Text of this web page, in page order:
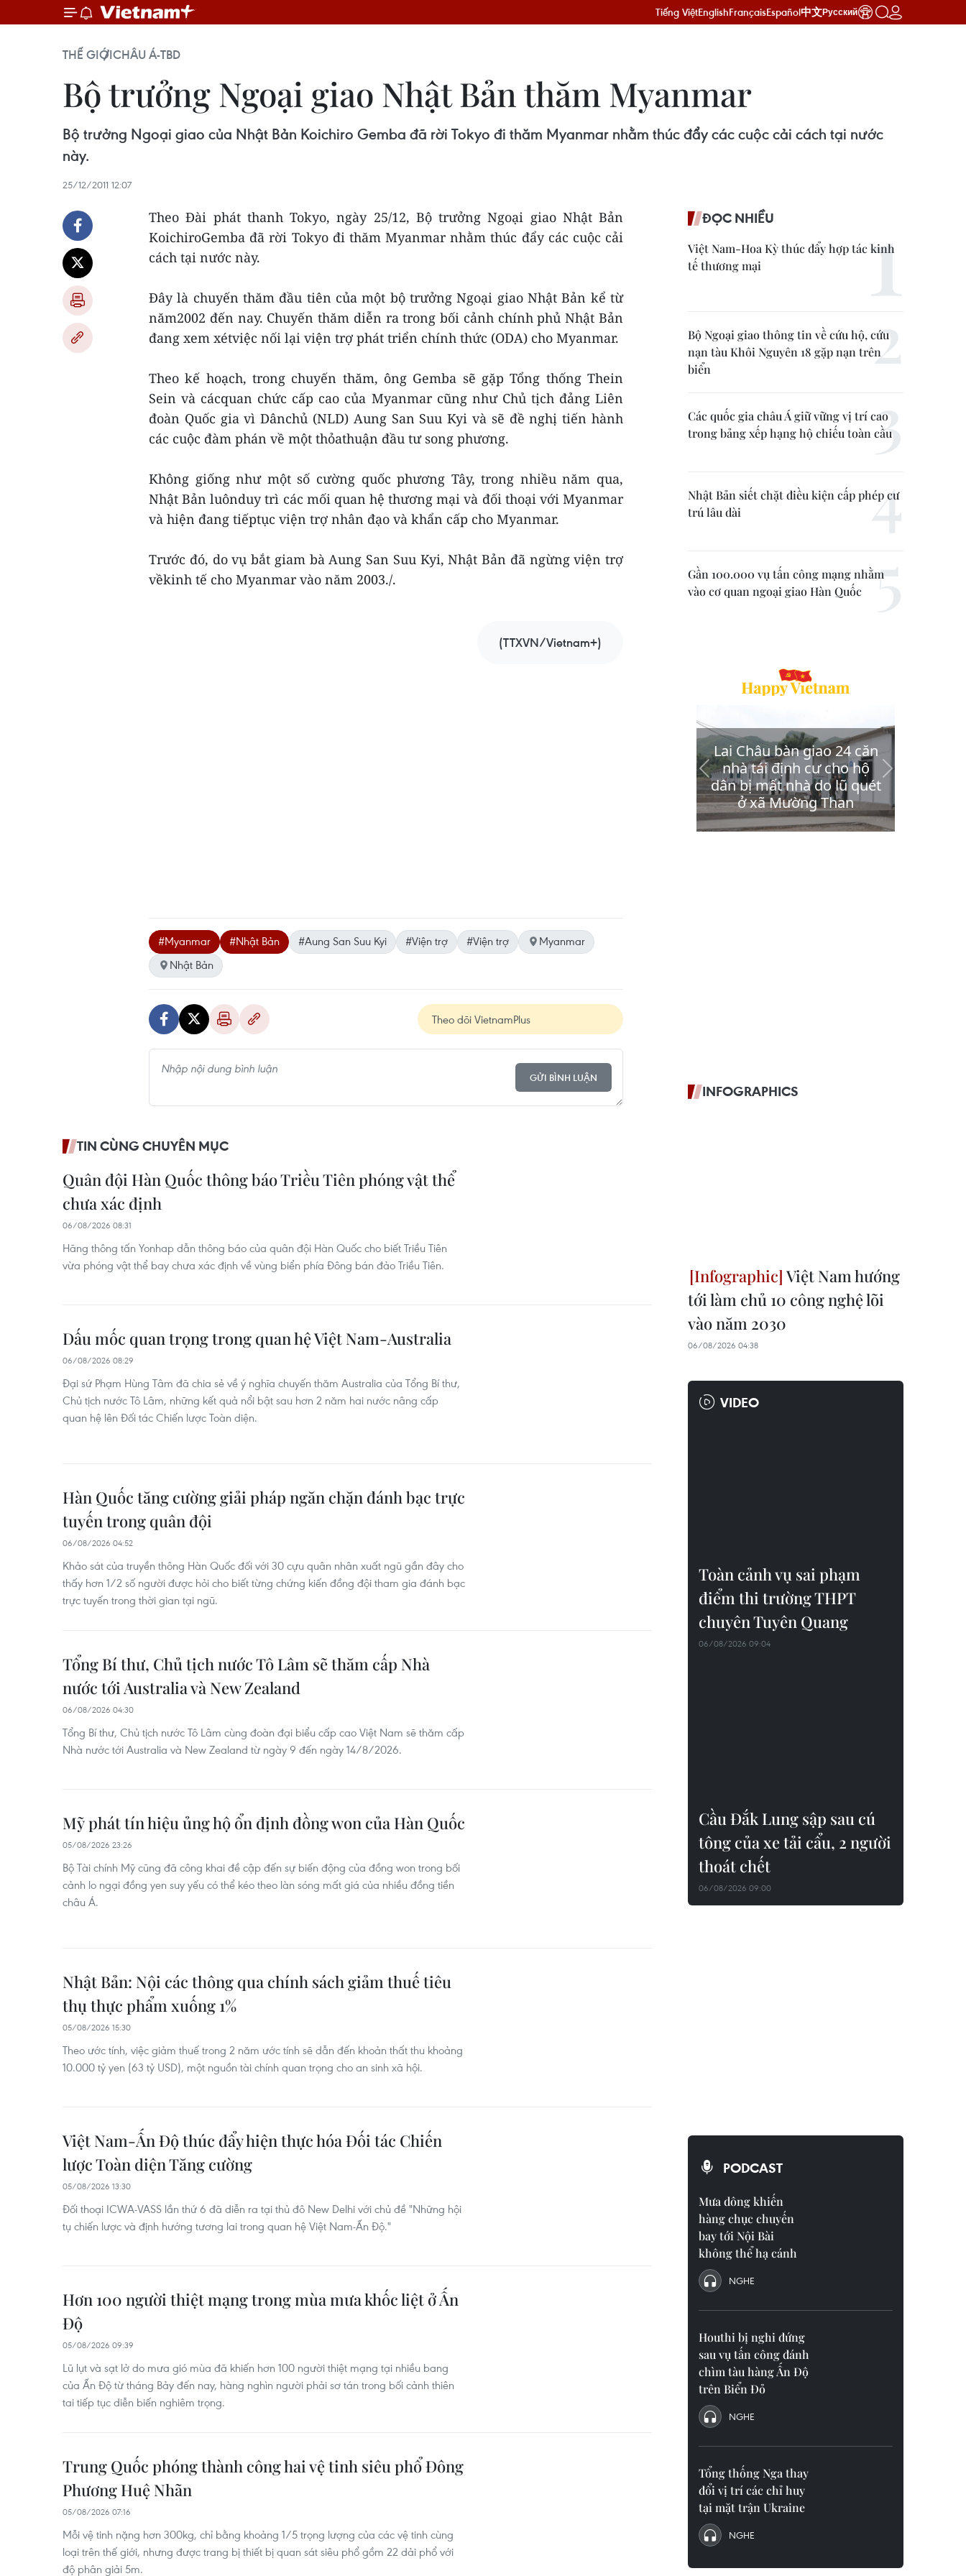
Tiếng ViệtEnglishFrançaisEspañol中文Русский
THẾ GIỚICHÂU Á-TBD
Bộ trưởng Ngoại giao Nhật Bản thăm Myanmar
Bộ trưởng Ngoại giao của Nhật Bản Koichiro Gemba đã rời Tokyo đi thăm Myanmar nhằm thúc đẩy các cuộc cải cách tại nước
này.
25/12/2011 12:07
Theo Đài phát thanh Tokyo, ngày 25/12, Bộ trưởng Ngoại giao Nhật Bản
KoichiroGemba đã rời Tokyo đi thăm Myanmar nhằm thúc đẩy các cuộc cải
cách tại nước này.
Đây là chuyến thăm đầu tiên của một bộ trưởng Ngoại giao Nhật Bản kể từ
năm2002 đến nay. Chuyến thăm diễn ra trong bối cảnh chính phủ Nhật Bản
đang xem xétviệc nối lại viện trợ phát triển chính thức (ODA) cho Myanmar.
Theo kế hoạch, trong chuyến thăm, ông Gemba sẽ gặp Tổng thống Thein
Sein và cácquan chức cấp cao của Myanmar cũng như Chủ tịch đảng Liên
đoàn Quốc gia vì Dânchủ (NLD) Aung San Suu Kyi và sẽ đề nghị tiến hành
các cuộc đàm phán về một thỏathuận đầu tư song phương.
Không giống như một số cường quốc phương Tây, trong nhiều năm qua,
Nhật Bản luônduy trì các mối quan hệ thương mại và đối thoại với Myanmar
và hiện đang tiếptục viện trợ nhân đạo và khẩn cấp cho Myanmar.
Trước đó, do vụ bắt giam bà Aung San Suu Kyi, Nhật Bản đã ngừng viện trợ
vềkinh tế cho Myanmar vào năm 2003./.
(TTXVN/Vietnam+)
#Myanmar #Nhật Bản #Aung San Suu Kyi #Viện trợ #Viện trợ
Myanmar
Nhật Bản
Theo dõi VietnamPlus
GỬI BÌNH LUẬN
TIN CÙNG CHUYÊN MỤC
Quân đội Hàn Quốc thông báo Triều Tiên phóng vật thể
chưa xác định
06/08/2026 08:31
Hãng thông tấn Yonhap dẫn thông báo của quân đội Hàn Quốc cho biết Triều Tiên
vừa phóng vật thể bay chưa xác định về vùng biển phía Đông bán đảo Triều Tiên.
Dấu mốc quan trọng trong quan hệ Việt Nam-Australia
06/08/2026 08:29
Đại sứ Phạm Hùng Tâm đã chia sẻ về ý nghĩa chuyến thăm Australia của Tổng Bí thư,
Chủ tịch nước Tô Lâm, những kết quả nổi bật sau hơn 2 năm hai nước nâng cấp
quan hệ lên Đối tác Chiến lược Toàn diện.
Hàn Quốc tăng cường giải pháp ngăn chặn đánh bạc trực
tuyến trong quân đội
06/08/2026 04:52
Khảo sát của truyền thông Hàn Quốc đối với 30 cựu quân nhân xuất ngũ gần đây cho
thấy hơn 1/2 số người được hỏi cho biết từng chứng kiến đồng đội tham gia đánh bạc
trực tuyến trong thời gian tại ngũ.
Tổng Bí thư, Chủ tịch nước Tô Lâm sẽ thăm cấp Nhà
nước tới Australia và New Zealand
06/08/2026 04:30
Tổng Bí thư, Chủ tịch nước Tô Lâm cùng đoàn đại biểu cấp cao Việt Nam sẽ thăm cấp
Nhà nước tới Australia và New Zealand từ ngày 9 đến ngày 14/8/2026.
Mỹ phát tín hiệu ủng hộ ổn định đồng won của Hàn Quốc
05/08/2026 23:26
Bộ Tài chính Mỹ cũng đã công khai đề cập đến sự biến động của đồng won trong bối
cảnh lo ngại đồng yen suy yếu có thể kéo theo làn sóng mất giá của nhiều đồng tiền
châu Á.
Nhật Bản: Nội các thông qua chính sách giảm thuế tiêu
thụ thực phẩm xuống 1%
05/08/2026 15:30
Theo ước tính, việc giảm thuế trong 2 năm ước tính sẽ dẫn đến khoản thất thu khoảng
10.000 tỷ yen (63 tỷ USD), một nguồn tài chính quan trọng cho an sinh xã hội.
Việt Nam-Ấn Độ thúc đẩy hiện thực hóa Đối tác Chiến
lược Toàn diện Tăng cường
05/08/2026 13:30
Đối thoại ICWA-VASS lần thứ 6 đã diễn ra tại thủ đô New Delhi với chủ đề "Những hội
tụ chiến lược và định hướng tương lai trong quan hệ Việt Nam-Ấn Độ."
Hơn 100 người thiệt mạng trong mùa mưa khốc liệt ở Ấn
Độ
05/08/2026 09:39
Lũ lụt và sạt lở do mưa gió mùa đã khiến hơn 100 người thiệt mạng tại nhiều bang
của Ấn Độ từ tháng Bảy đến nay, hàng nghìn người phải sơ tán trong bối cảnh thiên
tai tiếp tục diễn biến nghiêm trọng.
Trung Quốc phóng thành công hai vệ tinh siêu phổ Đông
Phương Huệ Nhãn
05/08/2026 07:16
Mỗi vệ tinh nặng hơn 300kg, chỉ bằng khoảng 1/5 trọng lượng của các vệ tinh cùng
loại trên thế giới, nhưng được trang bị thiết bị quan sát siêu phổ gồm 22 dải phổ với
độ phân giải 5m.
ĐỌC NHIỀU
Việt Nam-Hoa Kỳ thúc đẩy hợp tác kinh
tế thương mại
Bộ Ngoại giao thông tin về cứu hộ, cứu
nạn tàu Khôi Nguyên 18 gặp nạn trên
biển
Các quốc gia châu Á giữ vững vị trí cao
trong bảng xếp hạng hộ chiếu toàn cầu
Nhật Bản siết chặt điều kiện cấp phép cư
trú lâu dài
Gần 100.000 vụ tấn công mạng nhằm
vào cơ quan ngoại giao Hàn Quốc
INFOGRAPHICS
Việt Nam hướng
tới làm chủ 10 công nghệ lõi
vào năm 2030
06/08/2026 04:38
VIDEO
Toàn cảnh vụ sai phạm
điểm thi trường THPT
chuyên Tuyên Quang
06/08/2026 09:04
Cầu Đắk Lung sập sau cú
tông của xe tải cẩu, 2 người
thoát chết
06/08/2026 09:00
PODCAST
Mưa dông khiến
hàng chục chuyến
bay tới Nội Bài
không thể hạ cánh
NGHE
Houthi bị nghi đứng
sau vụ tấn công đánh
chìm tàu hàng Ấn Độ
trên Biển Đỏ
NGHE
Tổng thống Nga thay
đổi vị trí các chỉ huy
tại mặt trận Ukraine
NGHE